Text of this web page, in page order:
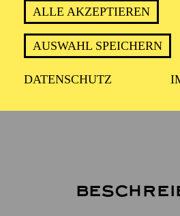
ALLE AKZEPTIEREN
AUSWAHL SPEICHERN
DATENSCHUTZ
14. März